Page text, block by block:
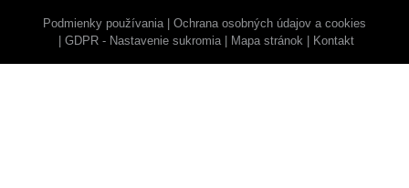
Podmienky používania
Ochrana osobných údajov a cookies
GDPR - Nastavenie sukromia
Mapa stránok Kontakt